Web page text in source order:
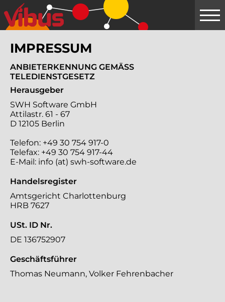
Springe
zum
Hauptinhalt
IMPRESSUM
ANBIETERKENNUNG GEMÄSS T
ELEDIENSTGESETZ
Herausgeber
SWH Software GmbH
Attilastr. 61 - 67
D 12105 Berlin
Telefon: +49 30 754 917-0
Telefax: +49 30 754 917-44
E-Mail: info (at) swh-software.de
Handelsregister
Amtsgericht Charlottenburg
HRB 7627
USt. ID Nr.
DE 136752907
Geschäftsführer
Thomas Neumann, Volker Fehrenbacher